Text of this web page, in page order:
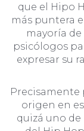
que el Hipo
más puntera
mayoría
psicólogos
expresar su
Precisamente
origen en
quizá uno